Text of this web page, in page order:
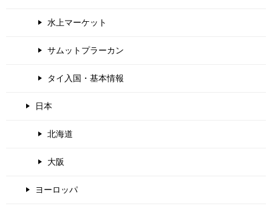
水上マーケット
サムットプラーカン
タイ入国・基本情報
日本
北海道
大阪
ヨーロッパ